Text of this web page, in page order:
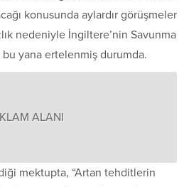
konusunda aylardır görüşmeler
nedeniyle İngiltere’nin Savunma
bu yana ertelenmiş durumda.
ALANI
mektupta, “Artan tehditlerin